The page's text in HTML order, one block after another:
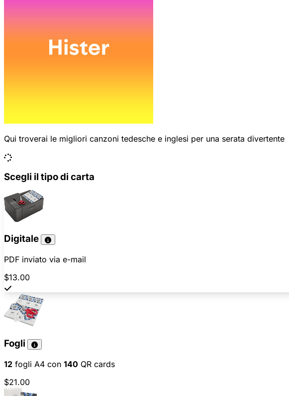
Qui troverai le migliori canzoni tedesche e inglesi per una serata divertente
Scegli il tipo di carta
Digitale
PDF inviato via e-mail
$13.00
Fogli
12 fogli A4 con 140 QR cards
$21.00